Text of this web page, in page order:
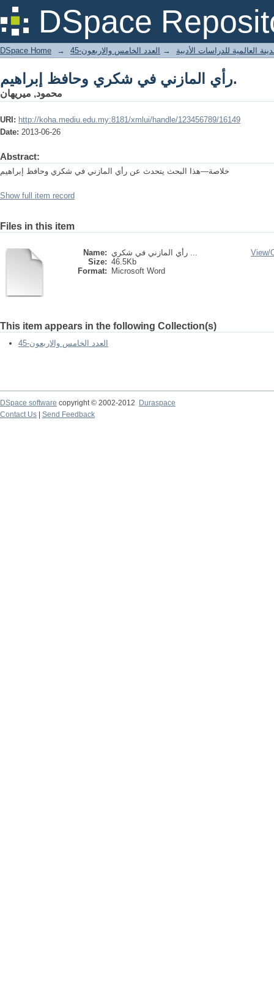
DSpace
DSpace Home → العالمية للدراسات الأدبية → العدد الخامس والاربعون-45
رأي المازني في شكري وحافظ إبراهيم.
محمود, ميريهان
URI: http://koha.mediu.edu.my:8181/xmlui/handle/123456789/16149
Date: 2013-06-26
Abstract:
خلاصة—هذا البحث يتحدث عن رأي المازني في شكري وحافظ إبراهيم
Show full item record
Files in this item
Name:
رأي المازني في شكري ...
Size: 46.5Kb
Format:
Microsoft Word
View/
This item appears in the following Collection(s)
العدد الخامس والاربعون-45
DSpace software copyright © 2002-2012
Duraspace
Contact Us
Send Feedback